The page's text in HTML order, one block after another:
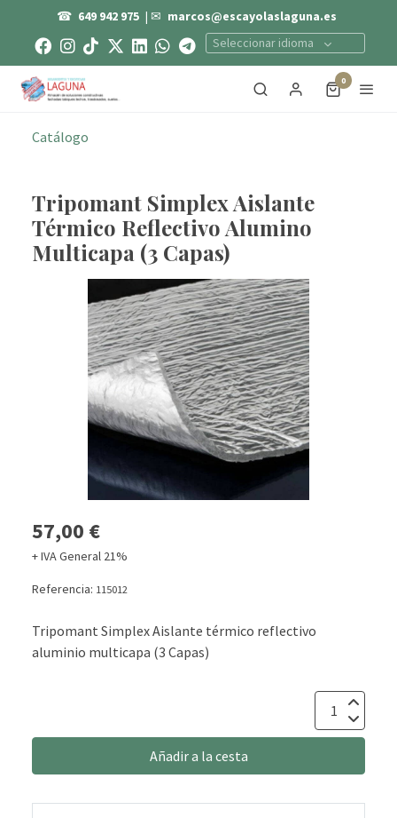
☎ 649 942 975 | ✉ marcos@escayolaslaguna.es
Seleccionar idioma
0
Catálogo
Tripomant Simplex Aislante
Térmico Reflectivo Alumino
Multicapa (3 Capas)
57,00 €
+ IVA General 21%
Referencia: 115012
Tripomant Simplex Aislante térmico reflectivo
aluminio multicapa (3 Capas)
Añadir a la cesta